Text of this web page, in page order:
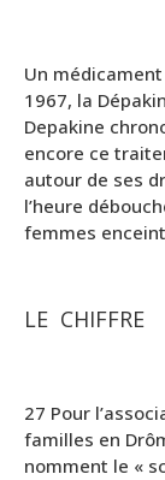
Un
1967, la
Depakine
encore ce
autour de ses
l’heure
femmes
LE CHIFFRE
27 Pour
familles en
nomment le «